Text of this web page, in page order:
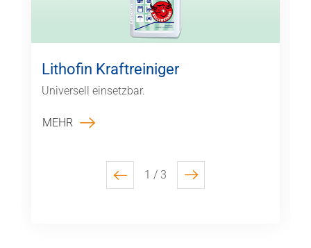
previous
1 / 3 next
Lithofin Kraftreiniger
Universell einsetzbar.
MEHR